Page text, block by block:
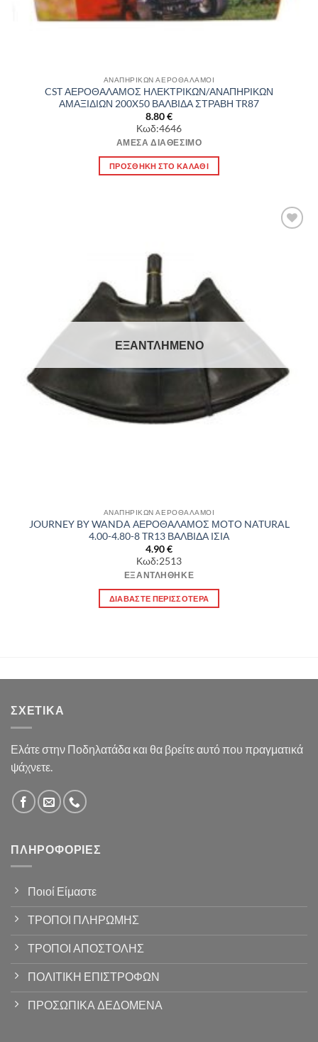
ΑΝΑΠΗΡΙΚΩΝ ΑΕΡΟΘΑΛΑΜΟΙ
CST ΑΕΡΟΘΑΛΑΜΟΣ ΗΛΕΚΤΡΙΚΩΝ/ΑΝΑΠΗΡΙΚΩΝ
ΑΜΑΞΙΔΙΩΝ 200X50 ΒΑΛΒΙΔΑ ΣΤΡΑΒΗ TR87
8.80€
Κωδ:4646
ΆΜΕΣΑ ΔΙΑΘΈΣΙΜΟ
ΠΡΟΣΘΉΚΗ ΣΤΟ ΚΑΛΆΘΙ
ΕΞΑΝΤΛΗΜΈΝΟ
ΑΝΑΠΗΡΙΚΩΝ ΑΕΡΟΘΑΛΑΜΟΙ
JOURNEY BY WANDA ΑΕΡΟΘΑΛΑΜΟΣ ΜΟΤΟ NATURAL
4.00-4.80-8 TR13 ΒΑΛΒΙΔΑ ΙΣΙΑ
4.90€
Κωδ:2513
ΕΞΑΝΤΛΉΘΗΚΕ
ΔΙΑΒΆΣΤΕ ΠΕΡΙΣΣΌΤΕΡΑ
ΣΧΕΤΙΚΆ
Ελάτε στην Ποδηλατάδα και θα βρείτε αυτό που πραγματικά
ψάχνετε.
ΠΛΗΡΟΦΟΡΊΕΣ
Ποιοί Είμαστε
ΤΡΟΠΟΙ ΠΛΗΡΩΜΗΣ
ΤΡΟΠΟΙ ΑΠΟΣΤΟΛΗΣ
ΠΟΛΙΤΙΚΗ ΕΠΙΣΤΡΟΦΩΝ
ΠΡΟΣΩΠΙΚΑ ΔΕΔΟΜΕΝΑ